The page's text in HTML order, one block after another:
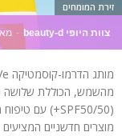
צוות היופי beauty-d - מאי 11,
זירת המומחים
מהשמש, הכוללת שלושה
מוצרים חדשניים